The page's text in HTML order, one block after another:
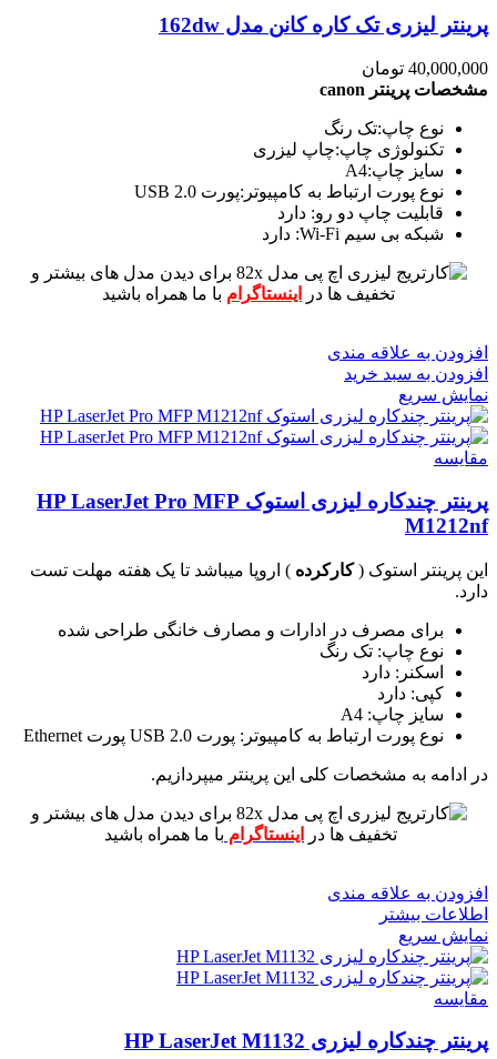
پرینتر لیزری تک کاره کانن مدل 162dw
40,000,000 تومان
مشخصات پرینتر canon
نوع چاپ:تک رنگ
تکنولوژی چاپ:چاپ لیزری
سایز چاپ:A4
نوع پورت ارتباط به کامپیوتر:پورت USB 2.0
قابلیت چاپ دو رو: دارد
شبکه بی سیم Wi-Fi: دارد
برای دیدن مدل های بیشتر و
تخفیف ها در
اینستاگرام با ما همراه باشید
افزودن به علاقه مندی
افزودن به سبد خرید
نمایش سریع
مقايسه
پرینتر چندکاره لیزری استوک HP LaserJet Pro MFP
M1212nf
این پرینتر استوک (کارکرده ) اروپا میباشد تا یک هفته مهلت تست
دارد.
برای مصرف در ادارات و مصارف خانگی طراحی شده
نوع چاپ: تک رنگ
اسکنر: دارد
کپی: دارد
سایز چاپ: A4
نوع پورت ارتباط به کامپیوتر: پورت USB 2.0 پورت Ethernet
در ادامه به مشخصات کلی این پرینتر میپردازیم.
برای دیدن مدل های بیشتر و
تخفیف ها در
اینستاگرام با ما همراه باشید
افزودن به علاقه مندی
اطلاعات بیشتر
نمایش سریع
مقايسه
پرینتر چندکاره لیزری HP LaserJet M1132